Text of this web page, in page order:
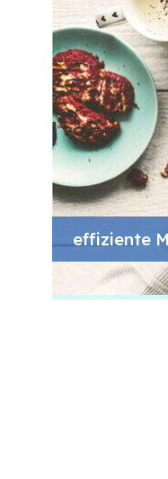
effiziente